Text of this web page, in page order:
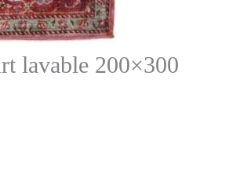
lavable 200×300